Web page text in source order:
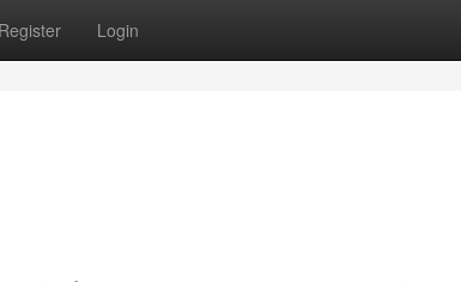
Register Login